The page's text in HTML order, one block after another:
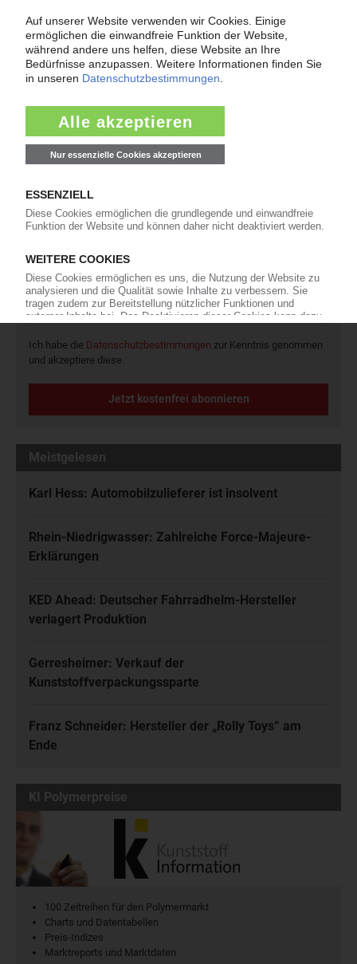
Themenkomplex Force Majeure, Corona und Kunststoff-
Preisentwicklung sowie Tipps für die Praxis.
Jetzt lesen
Newsletter
Die wichtigsten Nachrichten und Neuigkeiten aus der
Ich habe die Datenschutzbestimmungen zur Kenntnis genommen
und akzeptiere diese.
Jetzt kostenfrei abonnieren
Meistgelesen
Karl Hess: Automobilzulieferer ist insolvent
Rhein-Niedrigwasser: Zahlreiche Force-Majeure-
Erklärungen
KED Ahead: Deutscher Fahrradhelm-Hersteller
verlagert Produktion
Gerresheimer: Verkauf der
Kunststoffverpackungssparte
Franz Schneider: Hersteller der „Rolly Toys“ am
Ende
KI Polymerpreise
100 Zeitreihen für den Polymermarkt
Charts und Datentabellen
Preis-Indizes
Marktreports und Marktdaten